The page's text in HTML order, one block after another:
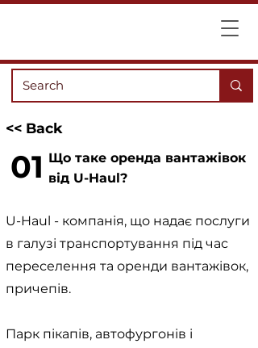
<< Back
01 Що таке оренда вантажівок
від U-Haul?
U-Haul - компанія, що надає послуги
в галузі транспортування під час
переселення та оренди вантажівок,
причепів.
Парк пікапів, автофургонів і